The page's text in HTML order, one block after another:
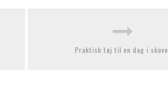
Praktisk tøj til en dag i